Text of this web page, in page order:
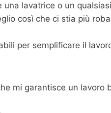
lavatrice o un
così che ci stia più
per semplificare il
mi garantisce un lavoro